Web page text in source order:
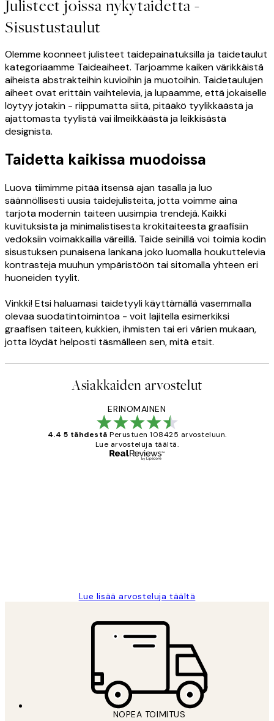
Julisteet joissa nykytaidetta -
Sisustustaulut
Olemme koonneet julisteet taidepainatuksilla ja taidetaulut
kategoriaamme Taideaiheet. Tarjoamme kaiken värikkäistä
aiheista abstrakteihin kuvioihin ja muotoihin. Taidetaulujen
aiheet ovat erittäin vaihtelevia, ja lupaamme, että jokaiselle
löytyy jotakin - riippumatta siitä, pitääkö tyylikkäästä ja
ajattomasta tyylistä vai ilmeikkäästä ja leikkisästä
designista.
Taidetta kaikissa muodoissa
Luova tiimimme pitää itsensä ajan tasalla ja luo
säännöllisesti uusia taidejulisteita, jotta voimme aina
tarjota modernin taiteen uusimpia trendejä. Kaikki
kuvituksista ja minimalistisesta krokitaiteesta graafisiin
vedoksiin voimakkailla väreillä. Taide seinillä voi toimia kodin
sisustuksen punaisena lankana joko luomalla houkuttelevia
kontrasteja muuhun ympäristöön tai sitomalla yhteen eri
huoneiden tyylit.
Vinkki! Etsi haluamasi taidetyyli käyttämällä vasemmalla
olevaa suodatintoimintoa - voit lajitella esimerkiksi
graafisen taiteen, kukkien, ihmisten tai eri värien mukaan,
jotta löydät helposti täsmälleen sen, mitä etsit.
Asiakkaiden arvostelut
ERINOMAINEN
4.4 5 tähdestä Perustuen 108425 arvosteluun.
Lue arvosteluja täältä.
Lue lisää arvosteluja täältä
NOPEA TOIMITUS